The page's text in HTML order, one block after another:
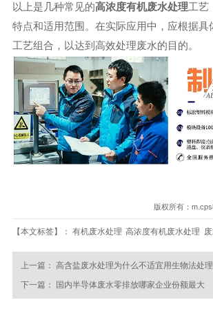
以上是几种常见的高浓度有机废水处理工艺
特点和适用范围。在实际应用中，应根据具
工艺组合，以达到高效处理废水的目的。
版权所有：
【本文标签】： 有机废水处理 高浓度有机废水处理
上一篇： 高含盐废水处理为什么不适宜用生物法处理
下一篇： 国内半导体废水零排放哪家企业份额最大